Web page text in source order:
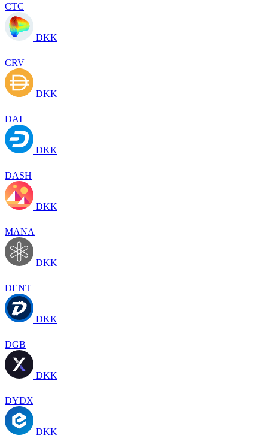
CTC
DKK
CRV
DKK
DAI
DKK
DASH
DKK
MANA
DKK
DENT
DKK
DGB
DKK
DYDX
DKK